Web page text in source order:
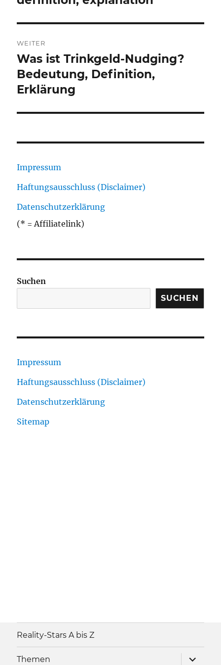
WEITER
Nächster
Beitrag:
Was ist Trinkgeld-Nudging?
Bedeutung, Definition,
Erklärung
Impressum
Haftungsausschluss (Disclaimer)
Datenschutzerklärung
(* = Affiliatelink)
Suchen
SUCHEN
Impressum
Haftungsausschluss (Disclaimer)
Datenschutzerklärung
Sitemap
Reality-Stars A bis Z
Themen